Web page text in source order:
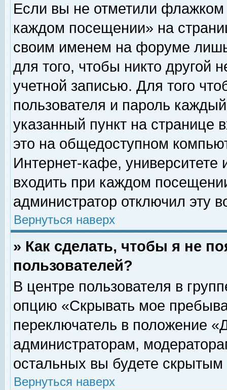
Если вы не отметили флажком
каждом посещении» на
своим именем на форуме
для того, чтобы никто другой
учетной записью. Для того
пользователя и пароль
указанный пункт на
это на общедоступном
Интернет-кафе, университете
входить при каждом
администратор отключил эту
Вернуться наверх
» Как сделать, чтобы я не
пользователей?
В центре пользователя в
опцию «Скрывать мое
переключатель в положение
администраторам,
остальных вы будете скрытым
Вернуться наверх